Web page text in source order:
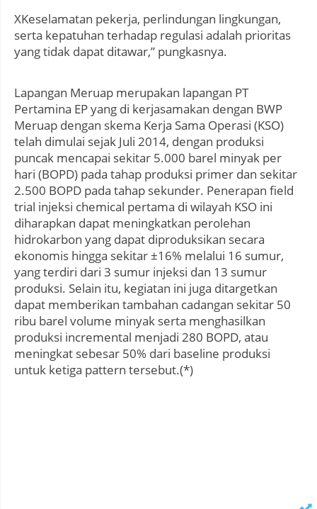
XKeselamatan pekerja, perlindungan lingkungan,
serta kepatuhan terhadap regulasi adalah prioritas
yang tidak dapat ditawar,” pungkasnya.
Lapangan Meruap merupakan lapangan PT
Pertamina EP yang di kerjasamakan dengan BWP
Meruap dengan skema Kerja Sama Operasi (KSO)
telah dimulai sejak Juli 2014, dengan produksi
puncak mencapai sekitar 5.000 barel minyak per
hari (BOPD) pada tahap produksi primer dan sekitar
2.500 BOPD pada tahap sekunder. Penerapan field
trial injeksi chemical pertama di wilayah KSO ini
diharapkan dapat meningkatkan perolehan
hidrokarbon yang dapat diproduksikan secara
ekonomis hingga sekitar ±16% melalui 16 sumur,
yang terdiri dari 3 sumur injeksi dan 13 sumur
produksi. Selain itu, kegiatan ini juga ditargetkan
dapat memberikan tambahan cadangan sekitar 50
ribu barel volume minyak serta menghasilkan
produksi incremental menjadi 280 BOPD, atau
meningkat sebesar 50% dari baseline produksi
untuk ketiga pattern tersebut.(*)